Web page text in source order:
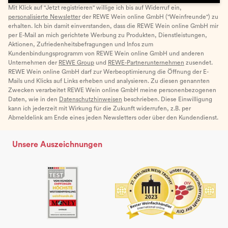
Mit Klick auf "Jetzt registrieren" willige ich bis auf Widerruf ein,
personalisierte Newsletter der REWE Wein online GmbH ("Weinfreunde") zu
erhalten. Ich bin damit einverstanden, dass die REWE Wein online GmbH mir
per E-Mail an mich gerichtete Werbung zu Produkten, Dienstleistungen,
Aktionen, Zufriedenheitsbefragungen und Infos zum
Kundenbindungsprogramm von REWE Wein online GmbH und anderen
Unternehmen der REWE Group und REWE-Partnerunternehmen zusendet.
REWE Wein online GmbH darf zur Werbeoptimierung die Öffnung der E-
Mails und Klicks auf Links erheben und analysieren. Zu diesen genannten
Zwecken verarbeitet REWE Wein online GmbH meine personenbezogenen
Daten, wie in den Datenschutzhinweisen beschrieben. Diese Einwilligung
kann ich jederzeit mit Wirkung für die Zukunft widerrufen, z.B. per
Abmeldelink am Ende eines jeden Newsletters oder über den Kundendienst.
Unsere Auszeichnungen